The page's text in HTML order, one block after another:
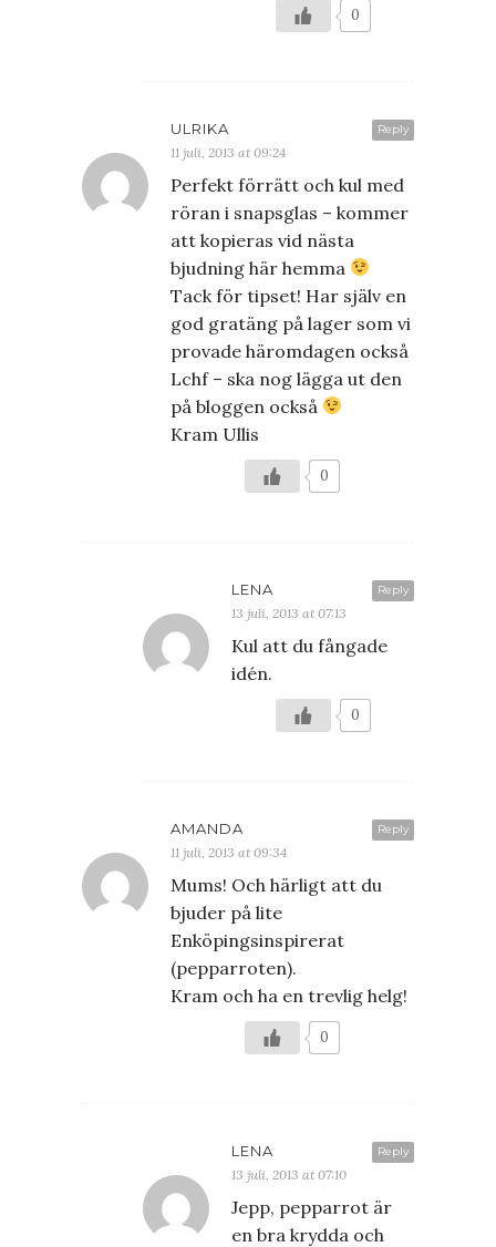
0
Reply
ULRIKA
11 juli, 2013 at 09:24
Perfekt förrätt och kul med
röran i snapsglas – kommer
att kopieras vid nästa
bjudning här hemma
Tack för tipset! Har själv en
god gratäng på lager som vi
provade häromdagen också
Lchf – ska nog lägga ut den
på bloggen också
Kram Ullis
0
Reply
LENA
13 juli, 2013 at 07:13
Kul att du fångade
idén.
0
Reply
AMANDA
11 juli, 2013 at 09:34
Mums! Och härligt att du
bjuder på lite
Enköpingsinspirerat
(pepparroten).
Kram och ha en trevlig helg!
0
Reply
LENA
13 juli, 2013 at 07:10
Jepp, pepparrot är
en bra krydda och